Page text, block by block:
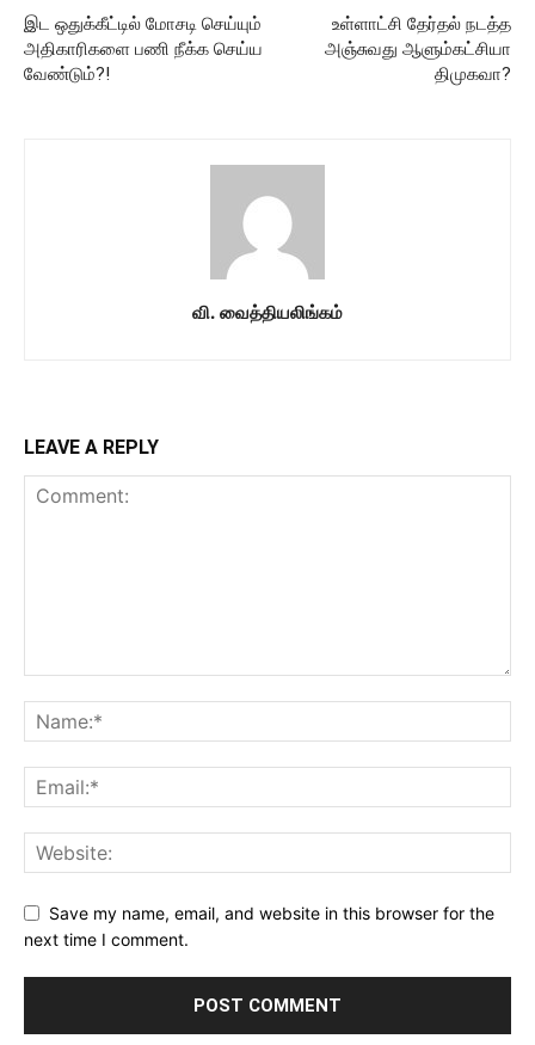
இட ஒதுக்கீட்டில் மோசடி செய்யும்
அதிகாரிகளை பணி நீக்க செய்ய
வேண்டும்?!
உள்ளாட்சி தேர்தல் நடத்த
அஞ்சுவது ஆளும்கட்சியா
திமுகவா?
வி. வைத்தியலிங்கம்
LEAVE A REPLY
Save my name, email, and website in this browser for the
next time I comment.